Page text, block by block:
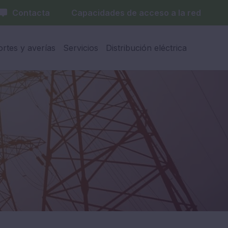
Contacta Capacidades de acceso a la red
y averías Servicios Distribución eléctrica